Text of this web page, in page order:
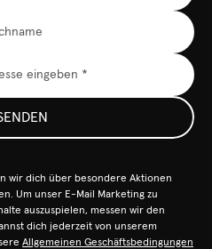
wir dich über besondere Aktionen
Um unser E-Mail Marketing zu
auszuspielen, messen wir den
dich jederzeit von unserem
Allgemeinen Geschäftsbedingungen